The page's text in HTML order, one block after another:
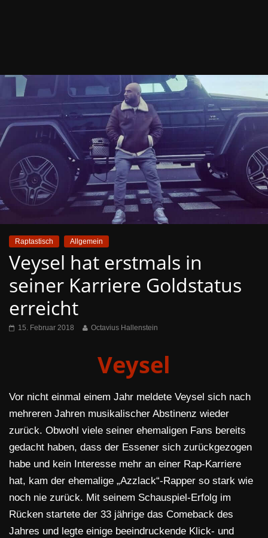
Raptastisch Allgemein
Veysel hat erstmals in
seiner Karriere Goldstatus
erreicht
15. Februar 2018 Octavius Hallenstein
Veysel
Vor nicht einmal einem Jahr meldete Veysel sich nach
mehreren Jahren musikalischer Abstinenz wieder
zurück. Obwohl viele seiner ehemaligen Fans bereits
gedacht haben, dass der Essener sich zurückgezogen
habe und kein Interesse mehr an einer Rap-Karriere
hat, kam der ehemalige „Azzlack“-Rapper so stark wie
noch nie zurück. Mit seinem Schauspiel-Erfolg im
Rücken startete der 33 jährige das Comeback des
Jahres und legte einige beeindruckende Klick- und